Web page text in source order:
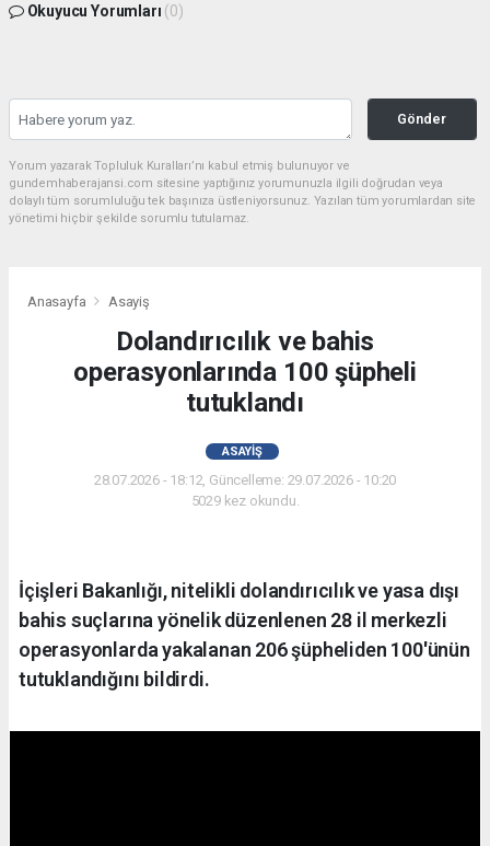
Okuyucu Yorumları (0)
Gönder
Yorum yazarak Topluluk Kuralları’nı kabul etmiş bulunuyor ve
gundemhaberajansi.com sitesine yaptığınız yorumunuzla ilgili doğrudan veya
dolaylı tüm sorumluluğu tek başınıza üstleniyorsunuz. Yazılan tüm yorumlardan site
yönetimi hiçbir şekilde sorumlu tutulamaz.
Anasayfa Asayiş
Dolandırıcılık ve bahis
operasyonlarında 100 şüpheli
tutuklandı
ASAYIŞ
28.07.2026 - 18:12, Güncelleme: 29.07.2026 - 10:20
5029 kez okundu.
İçişleri Bakanlığı, nitelikli dolandırıcılık ve yasa dışı
bahis suçlarına yönelik düzenlenen 28 il merkezli
operasyonlarda yakalanan 206 şüpheliden 100'ünün
tutuklandığını bildirdi.